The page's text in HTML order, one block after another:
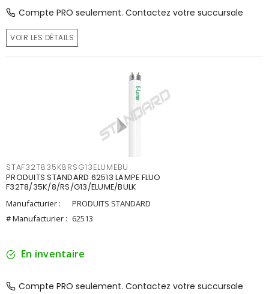
Compte PRO seulement. Contactez votre succursale
VOIR LES DÉTAILS
STAF32T835K8RSG13ELUMEBU
PRODUITS STANDARD 62513 LAMPE FLUO
F32T8/35K/8/RS/G13/ELUME/BULK
Manufacturier :
PRODUITS STANDARD
# Manufacturier : 62513
En inventaire
Compte PRO seulement. Contactez votre succursale